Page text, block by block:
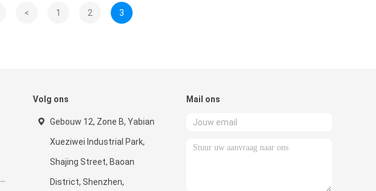
< 1 2 3
Volg ons
Gebouw 12, Zone B, Yabian
Xueziwei Industrial Park,
Shajing Street, Baoan
District, Shenzhen,
Mail ons